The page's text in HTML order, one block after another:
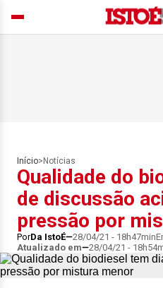
Início> Notícias
Qualidade do
de discussão
pressão por
PorDa IstoÉ 28/04/21 - 18h47min
Atualizado em
28/04/21 -